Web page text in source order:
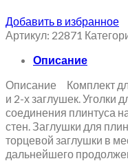
Добавить в избранное
Артикул: 22871
Описание
Описание Комплект
и 2-х заглушек. Уголки
соединения плинтуса
стен. Заглушки для
торцевой заглушки в
дальнейшего